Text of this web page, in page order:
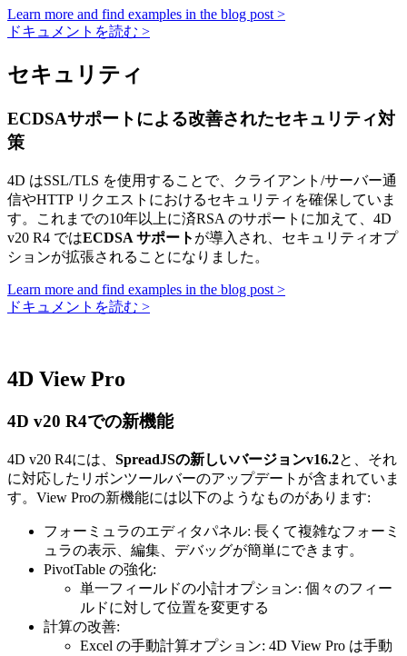
Learn more and find examples in the blog post >
ドキュメントを読む >
セキュリティ
ECDSAサポートによる改善されたセキュリティ対
策
4D はSSL/TLS を使用することで、クライアント/サーバー通
信やHTTP リクエストにおけるセキュリティを確保していま
す。これまでの10年以上に済RSA のサポートに加えて、4D
v20 R4 ではECDSA サポート が導入され、セキュリティオプ
ションが拡張されることになりました。
Learn more and find examples in the blog post >
ドキュメントを読む >
4D View Pro
4D v20 R4での新機能
4D v20 R4には、 SpreadJSの新しいバージョンv16.2と、それ
に対応したリボンツールバーのアップデートが含まれていま
す。View Proの新機能には以下のようなものがあります:
フォーミュラのエディタパネル: 長くて複雑なフォーミ
ュラの表示、編集、デバッグが簡単にできます。
PivotTable の強化:
単一フィールドの小計オプション: 個々のフィー
ルドに対して位置を変更する
計算の改善:
Excel の手動計算オプション: 4D View Pro は手動